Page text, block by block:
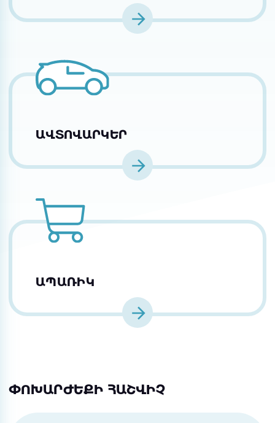
ԱՎՏՈՎԱՐԿԵՐ
ԱՊԱՌԻԿ
ՓՈԽԱՐԺԵՔԻ ՀԱՇՎԻՉ